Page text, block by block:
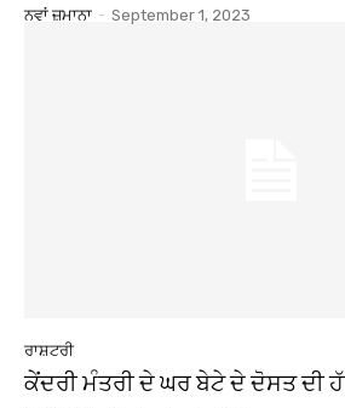
ਨਵਾਂ ਜ਼ਮਾਨਾ - September 1, 2023
ਰਾਸ਼ਟਰੀ
ਕੇਂਦਰੀ ਮੰਤਰੀ ਦੇ ਘਰ ਬੇਟੇ ਦੇ ਦੋਸਤ ਦੀ